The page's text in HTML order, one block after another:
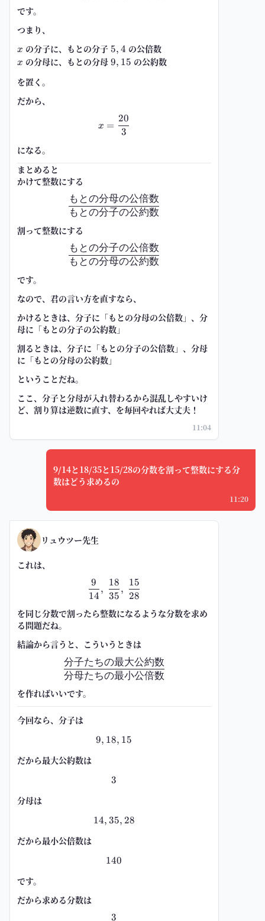
です。
つまり、
x
x の分子に、もとの分子 5,4
5, 4 の公倍数
x
x の分母に、もとの分母 9,15
9, 15 の公約数
を置く。
だから、
x=\frac{20}{3}
x =
3
20
になる。
まとめると
かけて整数にする
\frac{\text{もとの分母の公倍
もとの分子の公約数
もとの分母の公倍数
割って整数にする
\frac{\text{もとの分子の公倍
もとの分母の公約数
もとの分子の公倍数
です。
なので、君の言い方を直すなら、
かけるときは、分子に「もとの分母の公倍数」、分
母に「もとの分子の公約数」
割るときは、分子に「もとの分子の公倍数」、分母
に「もとの分母の公約数」
ということだね。
ここ、分子と分母が入れ替わるから混乱しやすいけ
ど、割り算は逆数に直す、を毎回やれば大丈夫！
11:04
9/14と18/35と15/28の分数を割って整数にする分
数はどう求めるの
11:20
リュウツー先生
これは、
\frac{9}{14},\ \frac{18}{35},\
14
9
,
35
18
,
28
15
を同じ分数で割ったら整数になる ような分数を求め
る問題だね。
結論から言うと、こういうときは
\frac{\text{分子たちの最大公
分母たちの最小公倍数
分子たちの最大公約数
を作ればいいです。
今回なら、分子は
9,18,15
9, 18, 15
だから最大公約数は
3
3
分母は
14,35,28
14, 35, 28
だから最小公倍数は
140
140
です。
だから求める分数は
3